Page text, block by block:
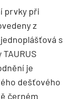
prvky při
z
s
je
dešťového
černém